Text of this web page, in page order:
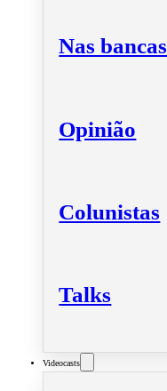
Nas bancas
Opinião
Colunistas
Talks
Videocasts